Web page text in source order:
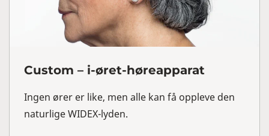
Custom – i-øret-høreapparat
Ingen ører er like, men alle kan få oppleve den
naturlige WIDEX-lyden.